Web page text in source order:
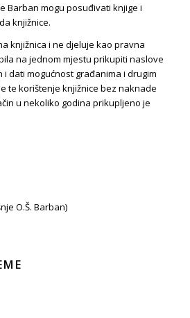
Barban mogu posuđivati knjige i
knjižnice.
knjižnica i ne djeluje kao pravna
na jednom mjestu prikupiti naslove
dati mogućnost građanima i drugim
te korištenje knjižnice bez naknade
u nekoliko godina prikupljeno je
O.Š. Barban)